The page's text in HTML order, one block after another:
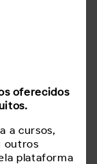
oferecidos
a cursos,
outros
plataforma